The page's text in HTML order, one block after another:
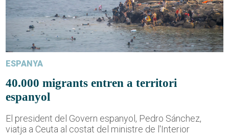
ESPANYA
40.000 migrants entren a territori
espanyol
El president del Govern espanyol, Pedro Sánchez,
viatja a Ceuta al costat del ministre de l'Interior